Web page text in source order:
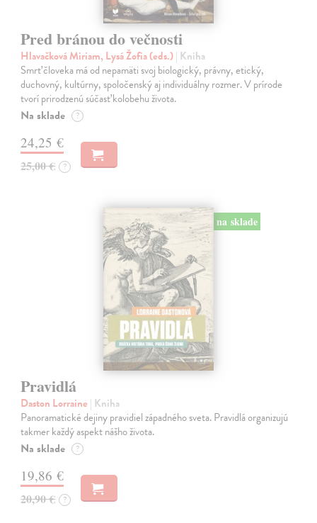
Pred bránou do večnosti
Hlavačková Miriam, Lysá Žofia (eds.)| Kniha
Smrť človeka má od nepamäti svoj biologický, právny, etický,
duchovný, kultúrny, spoločenský aj individuálny rozmer. V prírode
tvorí prirodzenú súčasť kolobehu života.
Na sklade ?
24,25 €
25,00 € ?
na sklade
Pravidlá
Daston Lorraine | Kniha
Panoramatické dejiny pravidiel západného sveta. Pravidlá organizujú
takmer každý aspekt nášho života.
Na sklade ?
19,86 €
20,90 € ?